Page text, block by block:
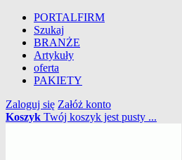
PORTALFIRM
Szukaj
BRANŻE
Artykuły
oferta
PAKIETY
Zaloguj się Załóż konto
Koszyk Twój koszyk jest pusty ...